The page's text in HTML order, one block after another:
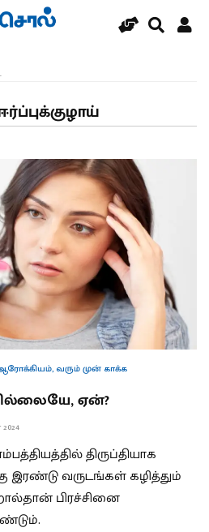
, வரும் முன் காக்க
ஏன்?
திருப்தியாக
இரண்டு வருடங்கள் கழித்தும்
பிரச்சினை